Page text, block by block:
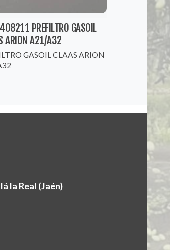
PREFILTRO GASOIL
ARION A21/A32
GASOIL CLAAS ARION
la Real (Jaén)